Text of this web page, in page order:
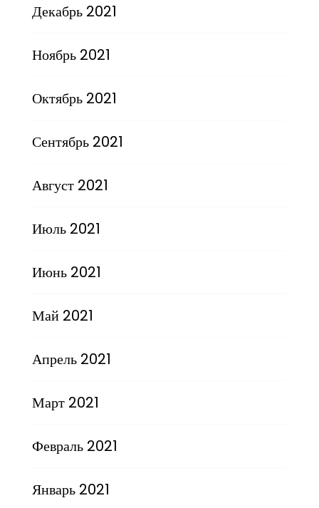
Декабрь 2021
Ноябрь 2021
Октябрь 2021
Сентябрь 2021
Август 2021
Июль 2021
Июнь 2021
Май 2021
Апрель 2021
Март 2021
Февраль 2021
Январь 2021